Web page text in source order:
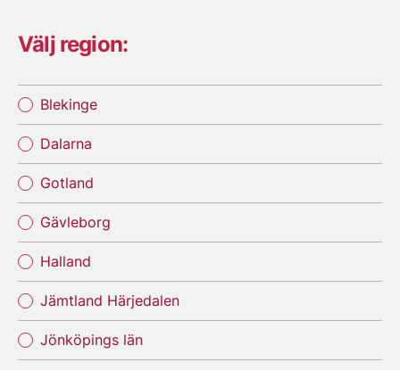
Välj region:
Blekinge
Dalarna
Gotland
Gävleborg
Halland
Jämtland Härjedalen
Jönköpings län